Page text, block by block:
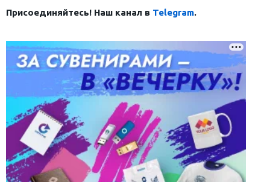
Присоединяйтесь! Наш канал в Telegram.